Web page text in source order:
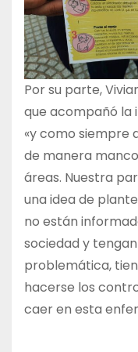
Por su parte,
que acompañó la
«y como siempre
de manera
áreas. Nuestra
una idea de
no están
sociedad y
problemática,
hacerse los
caer en esta